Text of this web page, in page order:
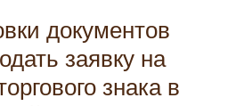
документов
заявку на
знака в